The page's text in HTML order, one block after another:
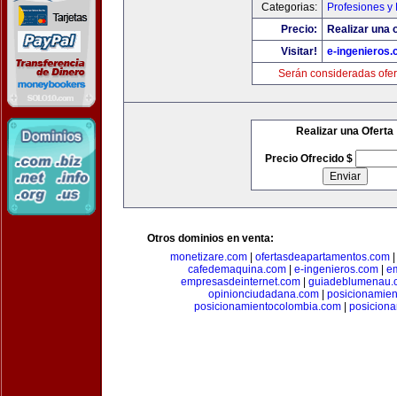
Categorias:
Profesiones y
Precio:
Realizar una
Visitar!
e-
Serán consideradas
Realizar una Oferta
Precio Ofrecido $
Otros dominios en venta:
monetizare.com
ofertasdeapartamentos.com
cafedemaquina.com
e-ingenieros.com
empresasdeinternet.com|
opinionciudadana.com
posicionamientocolombia.com|